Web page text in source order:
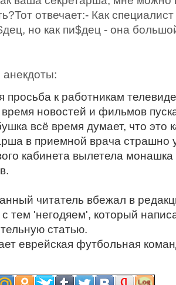
отвечает:- Как
но как пи$дец - она
просьба к работникам
новостей и фильмов
всё время думает, что это
в приемной врача страшно
кабинета вылетела
читатель вбежал в
с тем 'негодяем', который
статью.
еврейская футбольная